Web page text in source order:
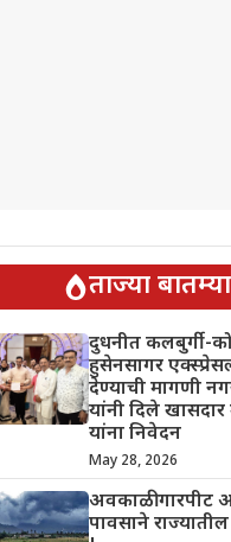
ताज्या बातम्या
दुधनीत कलबुर्गी-
हुसेनसागर
देण्याची मागणी
यांनी दिले
यांना निवेदन
May 28, 2026
अवकाळी गारपीट
पावसाने